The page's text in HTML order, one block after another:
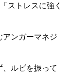
ストレスに強く
ンガーマネジ
ルビを振って